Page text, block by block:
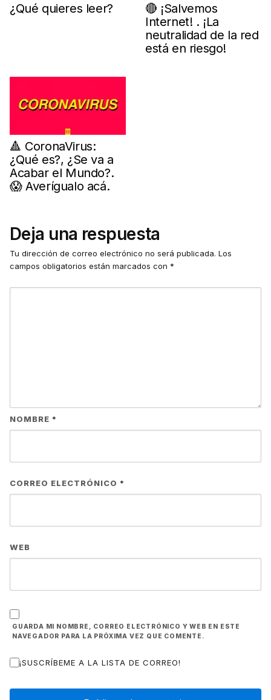
¿Qué quieres leer?
🔴 ¡Salvemos
Internet! . ¡La
neutralidad de la red
está en riesgo!
🔺 CoronaVirus:
¿Qué es?, ¿Se va a
Acabar el Mundo?.
😱 Averígualo acá.
Deja una respuesta
Tu dirección de correo electrónico no será publicada. Los
campos obligatorios están marcados con *
NOMBRE *
CORREO ELECTRÓNICO *
WEB
GUARDA MI NOMBRE, CORREO ELECTRÓNICO Y WEB EN ESTE
NAVEGADOR PARA LA PRÓXIMA VEZ QUE COMENTE.
¡SUSCRÍBEME A LA LISTA DE CORREO!